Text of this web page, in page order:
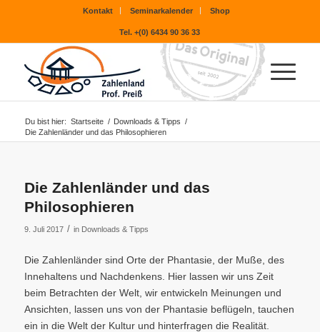
Kontakt Seminarkalender Shop
Tel. +(0) 6434 90 36 33
Du bist hier: Startseite / Downloads & Tipps /
Die Zahlenländer und das Philosophieren
Die Zahlenländer und das
Philosophieren
9. Juli 2017 / in Downloads & Tipps
Die Zahlenländer sind Orte der Phantasie, der Muße, des
Innehaltens und Nachdenkens. Hier lassen wir uns Zeit
beim Betrachten der Welt, wir entwickeln Meinungen und
Ansichten, lassen uns von der Phantasie beflügeln, tauchen
ein in die Welt der Kultur und hinterfragen die Realität.